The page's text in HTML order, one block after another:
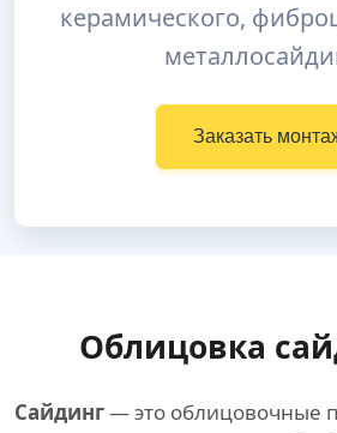
керамического,
Заказать
Облицовка
Сайдинг— это облицовочные